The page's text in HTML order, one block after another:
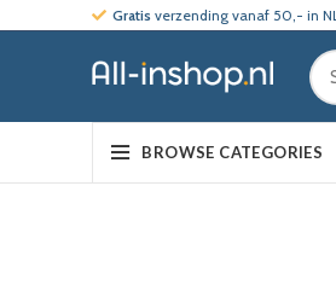
Gratis verzending vanaf 50,- in NL
BROWSE CATEGORIES